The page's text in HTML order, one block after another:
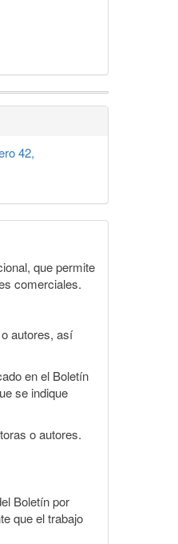
42,
que permite
comerciales.
autores, así
en el Boletín
se indique
o autores.
Boletín por
que el trabajo